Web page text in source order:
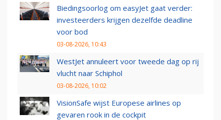
Biedingsoorlog om easyJet gaat verder:
investeerders krijgen dezelfde deadline
voor bod
03-08-2026, 10:43
WestJet annuleert voor tweede dag op rij
vlucht naar Schiphol
03-08-2026, 10:02
VisionSafe wijst Europese airlines op
gevaren rook in de cockpit